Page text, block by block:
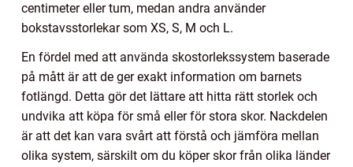
centimeter eller tum, medan andra använder
bokstavsstorlekar som XS, S, M och L.
En fördel med att använda skostorlekssystem baserade
på mått är att de ger exakt information om barnets
fotlängd. Detta gör det lättare att hitta rätt storlek och
undvika att köpa för små eller för stora skor. Nackdelen
är att det kan vara svårt att förstå och jämföra mellan
olika system, särskilt om du köper skor från olika länder